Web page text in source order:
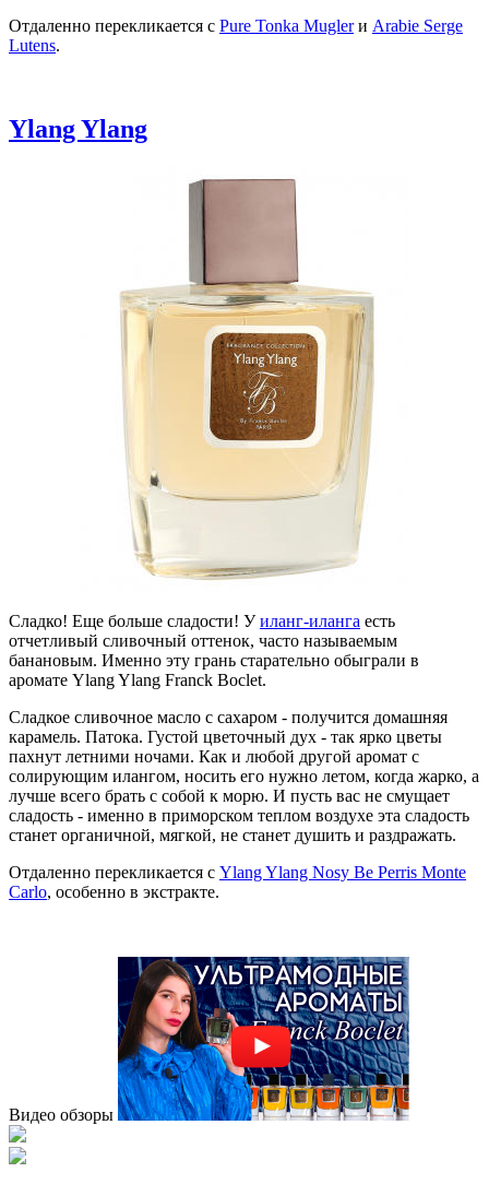
Отдаленно перекликается с Pure Tonka Muglerи Arabie Serge
Lutens.
Ylang Ylang
Сладко! Еще больше сладости! Уиланг-иланга есть
отчетливый сливочный оттенок, часто называемым
банановым. Именно эту грань старательно обыграли в
аромате Ylang Ylang Franck Boclet.
Сладкое сливочное масло с сахаром - получится домашняя
карамель. Патока. Густой цветочный дух - так ярко цветы
пахнут летними ночами. Как и любой другой аромат с
солирующим илангом, носить его нужно летом, когда жарко, а
лучше всего брать с собой к морю. И пусть вас не смущает
сладость - именно в приморском теплом воздухе эта сладость
станет органичной, мягкой, не станет душить и раздражать.
Отдаленно перекликается с Ylang Ylang Nosy Be Perris Monte
Carlo, особенно в экстракте.
Видео обзоры